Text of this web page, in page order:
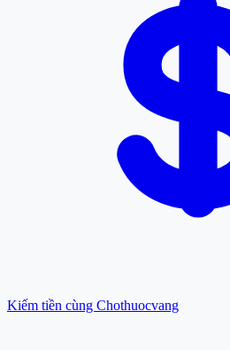
Kiếm tiền cùng Chothuocvang